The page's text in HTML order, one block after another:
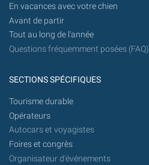
En vacances avec votre chien
Avant de partir
Tout au long de l'année
Questions fréquemment posées (FAQ)
SECTIONS SPÉCIFIQUES
Tourisme durable
Opérateurs
Autocars et voyagistes
Foires et congrès
Organisateur d'événements